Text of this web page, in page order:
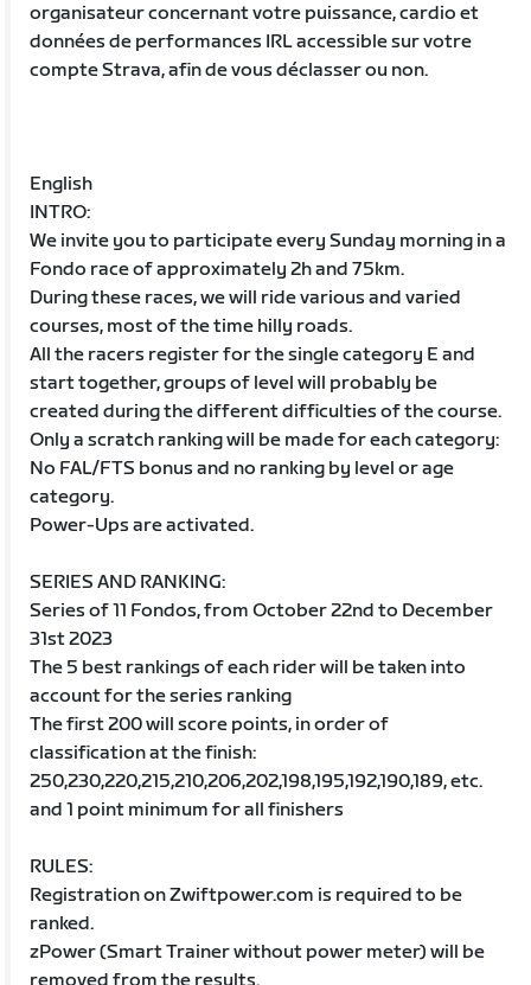
organisateur concernant votre puissance, cardio et
données de performances IRL accessible sur votre
compte Strava, afin de vous déclasser ou non.
English
INTRO:
We invite you to participate every Sunday morning in a
Fondo race of approximately 2h and 75km.
During these races, we will ride various and varied
courses, most of the time hilly roads.
All the racers register for the single category E and
start together, groups of level will probably be
created during the different difficulties of the course.
Only a scratch ranking will be made for each category:
No FAL/FTS bonus and no ranking by level or age
category.
Power-Ups are activated.
SERIES AND RANKING:
Series of 11 Fondos, from October 22nd to December
31st 2023
The 5 best rankings of each rider will be taken into
account for the series ranking
The first 200 will score points, in order of
classification at the finish:
250,230,220,215,210,206,202,198,195,192,190,189, etc.
and 1 point minimum for all finishers
RULES:
Registration on Zwiftpower.com is required to be
ranked.
zPower (Smart Trainer without power meter) will be